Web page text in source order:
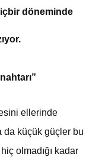
döneminde
ellerinde
da küçük güçler bu
olmadığı kadar